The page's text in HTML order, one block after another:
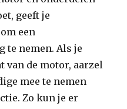
geeft je
een
te nemen. Als je
van de motor, aarzel
mee te nemen
Zo kun je er